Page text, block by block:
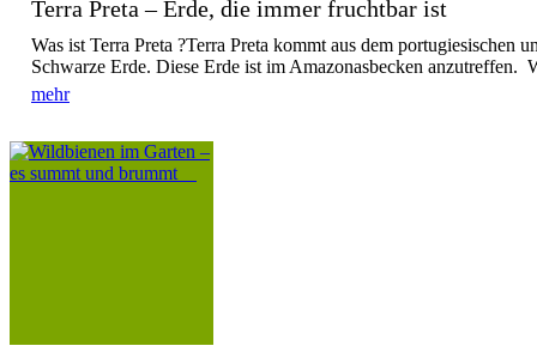
Terra Preta – Erde, die immer fruchtbar ist
Was ist Terra Preta ?Terra Preta kommt aus dem portugiesischen
Schwarze Erde. Diese Erde ist im Amazonasbecken anzutreffen.
mehr